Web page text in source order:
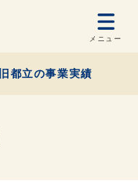
メニュー
旧都立の事業実績